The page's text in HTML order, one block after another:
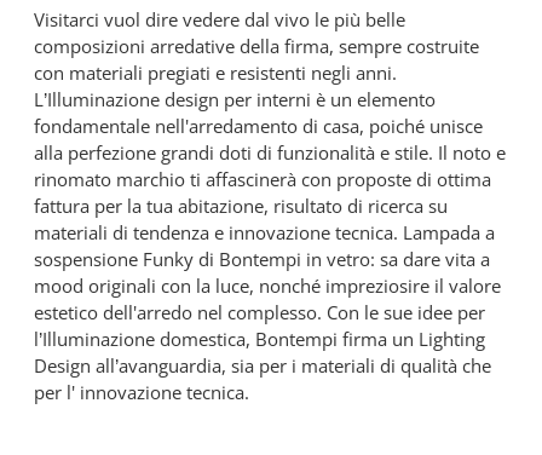
Visitarci vuol dire vedere dal vivo le più belle
composizioni arredative della firma, sempre costruite
con materiali pregiati e resistenti negli anni.
L’Illuminazione design per interni è un elemento
fondamentale nell'arredamento di casa, poiché unisce
alla perfezione grandi doti di funzionalità e stile. Il noto e
rinomato marchio ti affascinerà con proposte di ottima
fattura per la tua abitazione, risultato di ricerca su
materiali di tendenza e innovazione tecnica. Lampada a
sospensione Funky di Bontempi in vetro: sa dare vita a
mood originali con la luce, nonché impreziosire il valore
estetico dell'arredo nel complesso. Con le sue idee per
l’Illuminazione domestica, Bontempi firma un Lighting
Design all’avanguardia, sia per i materiali di qualità che
per l' innovazione tecnica.